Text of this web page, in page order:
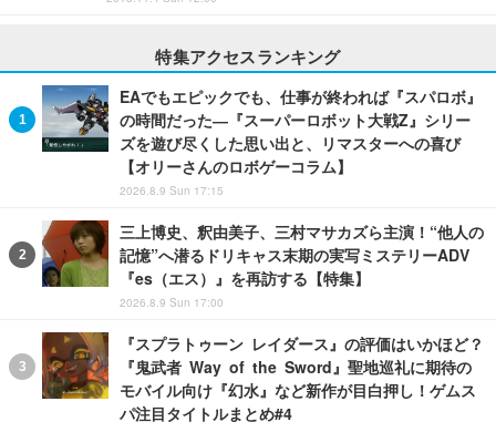
特集アクセスランキング
EAでもエピックでも、仕事が終われば『スパロボ』
の時間だった―『スーパーロボット大戦Z』シリー
ズを遊び尽くした思い出と、リマスターへの喜び
【オリーさんのロボゲーコラム】
2026.8.9 Sun 17:15
三上博史、釈由美子、三村マサカズら主演！“他人の
記憶”へ潜るドリキャス末期の実写ミステリーADV
『es（エス）』を再訪する【特集】
2026.8.9 Sun 17:00
『スプラトゥーン レイダース』の評価はいかほど？
『鬼武者 Way of the Sword』聖地巡礼に期待の
モバイル向け『幻水』など新作が目白押し！ゲムス
パ注目タイトルまとめ#4